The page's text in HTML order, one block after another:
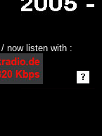
now listen with :